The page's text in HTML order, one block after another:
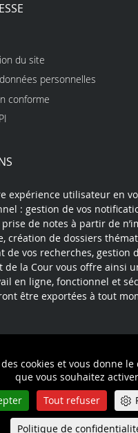
cookies et vous donne
que vous souhaitez activer
Tout refuser
Politique de
du site
personnelles
conforme
expérience utilisateur en
: gestion de vos
de notes à partir de
création de dossiers
de vos recherches, gestion
de la Cour vous offre ainsi
en ligne, fonctionnel et
être exportées à tout
Politique de confidentialité
Fair